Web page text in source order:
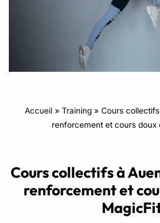
Accueil» Training» Cours
renforcement et cours doux
Cours collectifs à
renforcement et